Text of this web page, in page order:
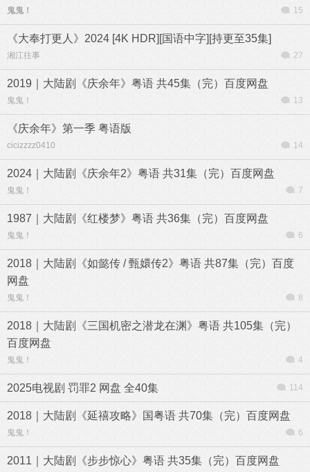
鬼鬼！ 15
《大奉打更人》2024 [4K HDR][国语中字][持更至35集]
湘江往事 27
2019｜大陆剧《庆余年》粤语 共45集（完）百度网盘
鬼鬼！ 13
《庆余年》第一季 粤语版
cicizzzz0410 14
2024｜大陆剧《庆余年2》粤语 共31集（完）百度网盘
鬼鬼！ 7
1987｜大陆剧《红楼梦》粤语 共36集（完）百度网盘
鬼鬼！ 6
2018｜大陆剧《如懿传 / 甄嬛传2》粤语 共87集（完）百度
网盘
鬼鬼！ 8
2018｜大陆剧《三国机密之潜龙在渊》粤语 共105集（完）
百度网盘
鬼鬼！ 4
2025电视剧 罚罪2 网盘 全40集 114
2018｜大陆剧《延禧攻略》国粤语 共70集（完）百度网盘
鬼鬼！ 6
2011｜大陆剧《步步惊心》粤语 共35集（完）百度网盘